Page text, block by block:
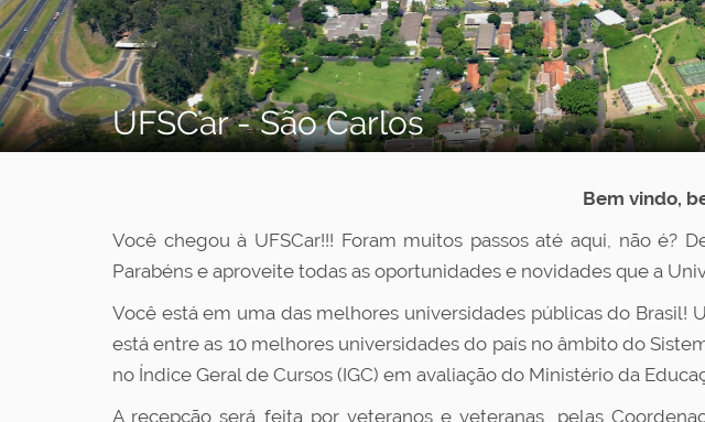
UFSCar - São Carlos
Bem vindo,
Você chegou à UFSCar!!! Foram muitos passos até aqui, não é?
Parabéns e aproveite todas as oportunidades e novidades que a
Você está em uma das melhores universidades públicas do
está entre as 10 melhores universidades do país no âmbito do
no Índice Geral de Cursos (IGC) em avaliação do Ministério da
A recepção será feita por veteranos e veteranas, pelas